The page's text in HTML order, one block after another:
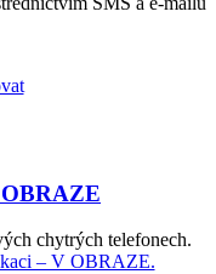
chytrých telefonech.
– V OBRAZE.